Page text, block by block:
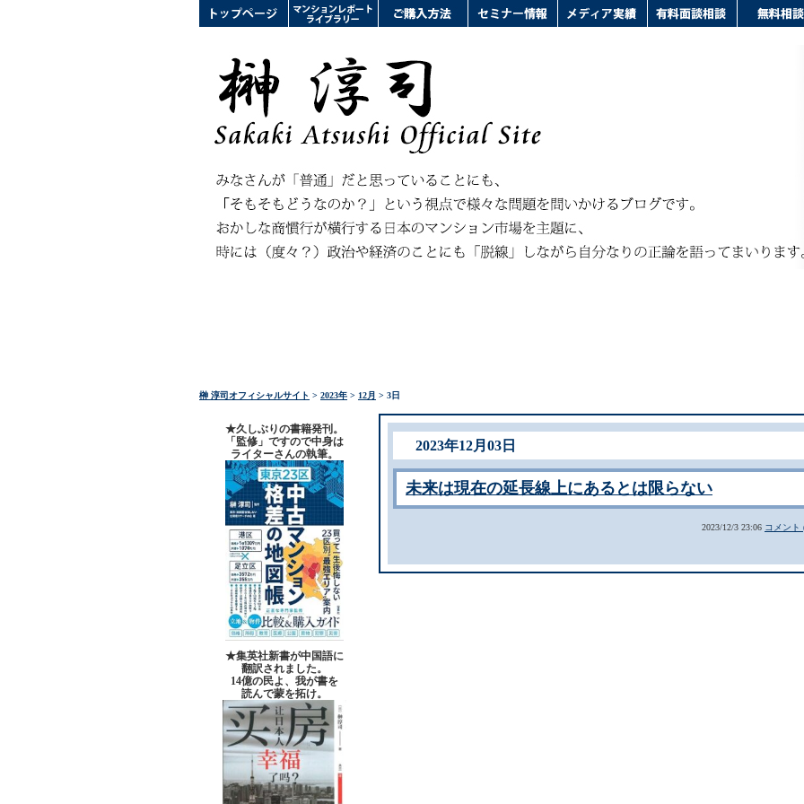
榊 淳司オフィシャルサイト > 2023年 > 12月 > 3日
★久しぶりの書籍発刊。
「監修」ですので中身は
ライターさんの執筆。
★集英社新書が中国語に
翻訳されました。
14億の民よ、我が書を
読んで蒙を拓け。
2023年12月03日
未来は現在の延長線上にあるとは限らない
2023/12/3 23:06 コメント